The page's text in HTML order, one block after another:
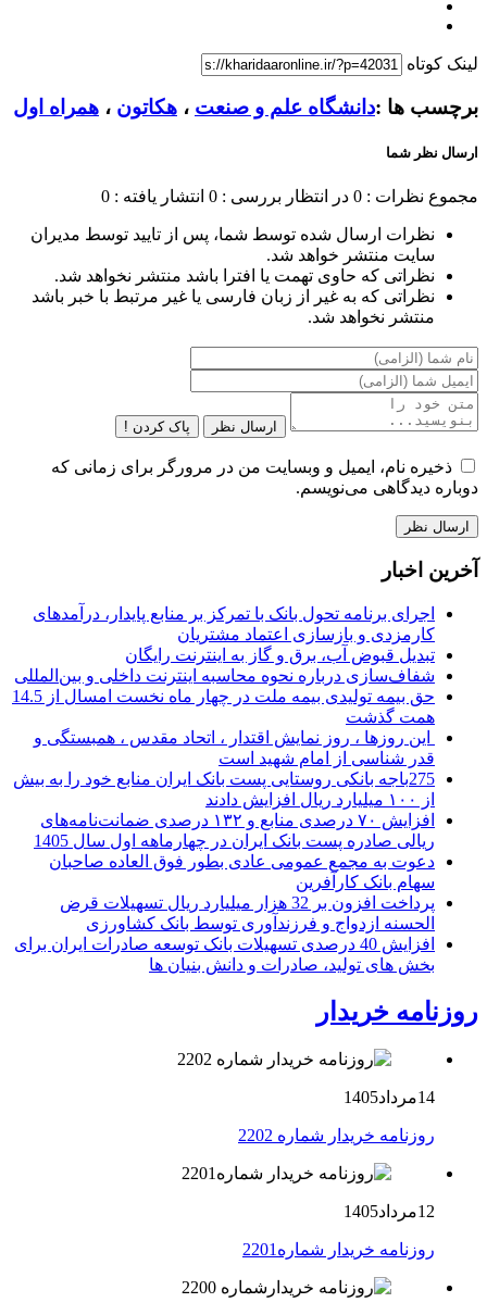
لینک کوتاه
برچسب ها :دانشگاه علم و صنعت ، هکاتون ، همراه اول
ارسال نظر شما
مجموع نظرات : 0 در انتظار بررسی : 0 انتشار یافته : 0
نظرات ارسال شده توسط شما، پس از تایید توسط مدیران
سایت منتشر خواهد شد.
نظراتی که حاوی تهمت یا افترا باشد منتشر نخواهد شد.
نظراتی که به غیر از زبان فارسی یا غیر مرتبط با خبر باشد
منتشر نخواهد شد.
ارسال نظر پاک کردن !
ذخیره نام، ایمیل و وبسایت من در مرورگر برای زمانی که
دوباره دیدگاهی می‌نویسم.
آخرین اخبار
اجرای برنامه تحول بانک با تمرکز بر منابع پایدار، درآمدهای
کارمزدی و بازسازی اعتماد مشتریان
تبدیل قبوض آب، برق و گاز به اینترنت رایگان
شفاف‌سازی درباره نحوه محاسبه اینترنت داخلی و بین‌المللی
حق بیمه تولیدی بیمه ملت در چهار ماه نخست امسال از 14.5
همت گذشت
این روزها ، روز نمایش اقتدار ، اتحاد مقدس ، همبستگی و
قدر شناسی از امام شهید است
275باجه بانکی روستایی پست بانک ایران منابع خود را به بیش
از ۱۰۰ میلیارد ریال افزایش دادند
افزایش ۷۰ درصدی منابع و ۱۳۲ درصدی ضمانت‌نامه‌های
ریالی صادره پست بانک ایران در چهارماهه اول سال 1405
دعوت به مجمع عمومی عادی بطور فوق العاده صاحبان
سهام بانک کارآفرین
پرداخت افزون بر 32 هزار میلیارد ریال تسهیلات قرض
الحسنه ازدواج و فرزندآوری توسط بانک کشاورزی
افزایش 40 درصدی تسهیلات بانک توسعه صادرات ایران برای
بخش های تولید، صادرات و دانش بنیان ها
روزنامه خریدار
14مرداد1405
روزنامه خریدار شماره 2202
12مرداد1405
روزنامه خریدار شماره2201